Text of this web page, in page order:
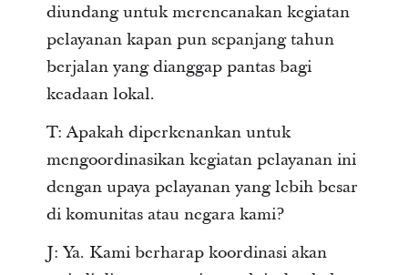
diundang untuk merencanakan kegiatan
pelayanan kapan pun sepanjang tahun
berjalan yang dianggap pantas bagi
keadaan lokal.
T: Apakah diperkenankan untuk
mengoordinasikan kegiatan pelayanan ini
dengan upaya pelayanan yang lebih besar
di komunitas atau negara kami?
J: Ya. Kami berharap koordinasi akan